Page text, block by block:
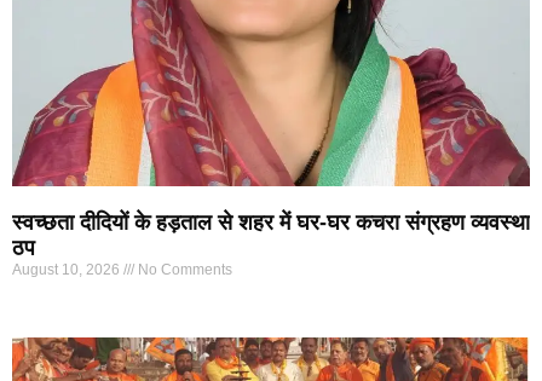
स्वच्छता दीदियों के हड़ताल से शहर में घर-घर कचरा संग्रहण व्यवस्था
ठप
August 10, 2026 No Comments